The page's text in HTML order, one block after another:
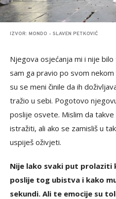
IZVOR: MONDO - SLAVEN PETKOVIĆ
Njegova osjećanja mi i nije
sam ga pravio po svom
su se meni činile da ih
tražio u sebi. Pogotovo
poslije osvete. Mislim da
istražiti, ali ako se zamisliš u
uspiješ oživjeti.
Nije lako svaki put prolaziti
poslije tog ubistva i kako
sekundi. Ali te emocije su